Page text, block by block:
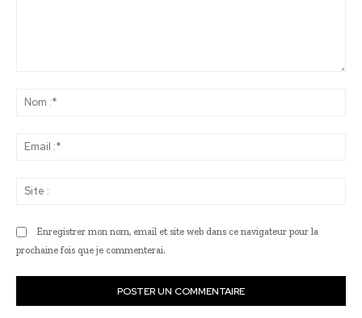
Enregistrer mon nom, email et site web dans ce navigateur pour la
prochaine fois que je commenterai.